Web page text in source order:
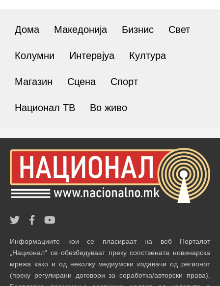
Дома Македонија Бизнис Свет
Колумни Интервјуа Култура
Магазин Сцена Спорт
Национал ТВ Во живо
Информациите кои се пласираат на веб Порталот
„Национал“ се обезбедуваат преку сопствената новинарска
мрежа како и од неколку медиумски издавачи од регионот
(преку регулирани договори за соработка/авторски права).